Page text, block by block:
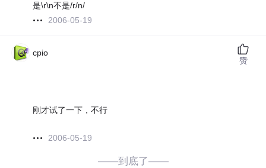
是\r\n不是/r/n/
2006-05-19
cpio
刚才试了一下，不行
2006-05-19
赞
——到底了——